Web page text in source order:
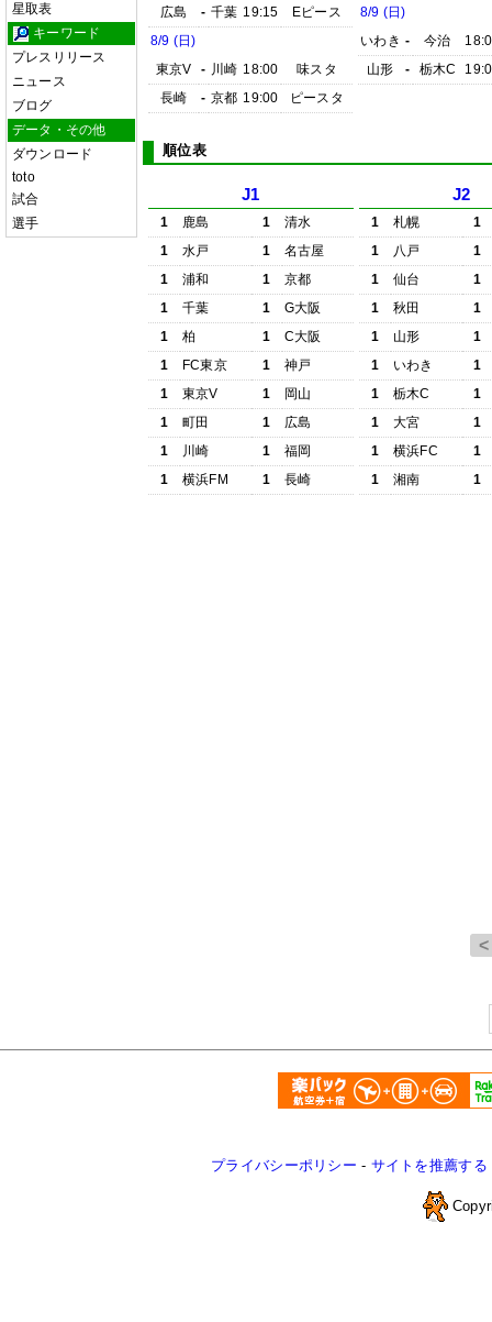
星取表
キーワード
プレスリリース
ニュース
ブログ
データ・その他
ダウンロード
toto
試合
選手
広島
- 千葉 19:15
Eピース
8/9 (日)
東京V
- 川崎 18:00
味スタ
長崎
- 京都 19:00 ピースタ
8/9 (日)
いわき - 今治
山形
- 栃木C
順位表
J1
1 鹿島 1
清水
1
水戸 1
名古屋
1
浦和 1
京都
1
千葉 1
G大阪
1
柏 1
C大阪
1
FC東京 1
神戸
1
東京V 1
岡山
1
町田 1
広島
1
川崎 1
福岡
1
横浜FM 1 長崎
J2
1 札幌
1
1
八戸
1
1
仙台
1
1
秋田
1
1
山形
1
1
いわき
1
1
栃木C
1
1
大宮
1
1
横浜FC
1
1
湘南 1
プライバシーポリシー - サイトを推薦する